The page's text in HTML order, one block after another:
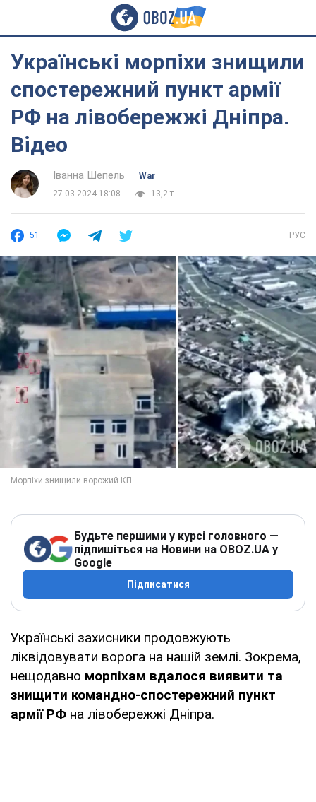
Українські морпіхи знищили
спостережний пункт армії
РФ на лівобережжі Дніпра.
Відео
Іванна Шепель
War
27.03.2024 18:08
13,2 т.
51 РУС
Будьте першими у курсі головного —
підпишіться на Новини на OBOZ.UA у
Google
Підписатися
Українські захисники продовжують
ліквідовувати ворога на нашій землі. Зокрема,
нещодавно морпіхам вдалося виявити та
знищити командно-спостережний пункт
армії РФ на лівобережжі Дніпра.